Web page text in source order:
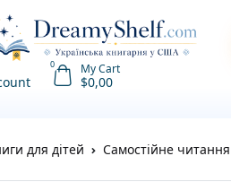
0 My Cart
$0,00
для дітей Самостійне